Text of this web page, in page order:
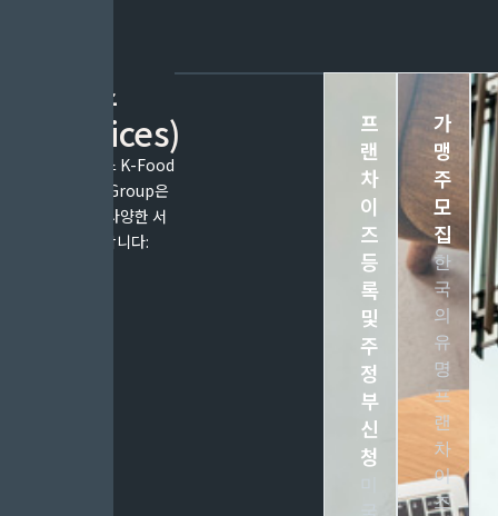
서비스
(Services)
저희의 서비스 K-Food
Expansion Group은
아래와 같은 다양한 서
비스를 제공합니다:
프
랜
차
이
즈
등
록
및
주
정
부
신
청
가
맹
주
모
집
한
국
의
유
명
프
랜
차
이
즈